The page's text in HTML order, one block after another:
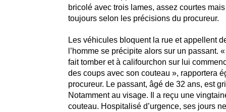
bricolé avec trois lames, assez courtes
toujours selon les précisions du procureur.
Les véhicules bloquent la rue et appellent
l’homme se précipite alors sur un passant.
fait tomber et à califourchon sur lui
des coups avec son couteau », rapportera
procureur. Le passant, âgé de 32 ans, est
Notamment au visage. Il a reçu une
couteau. Hospitalisé d’urgence, ses jours